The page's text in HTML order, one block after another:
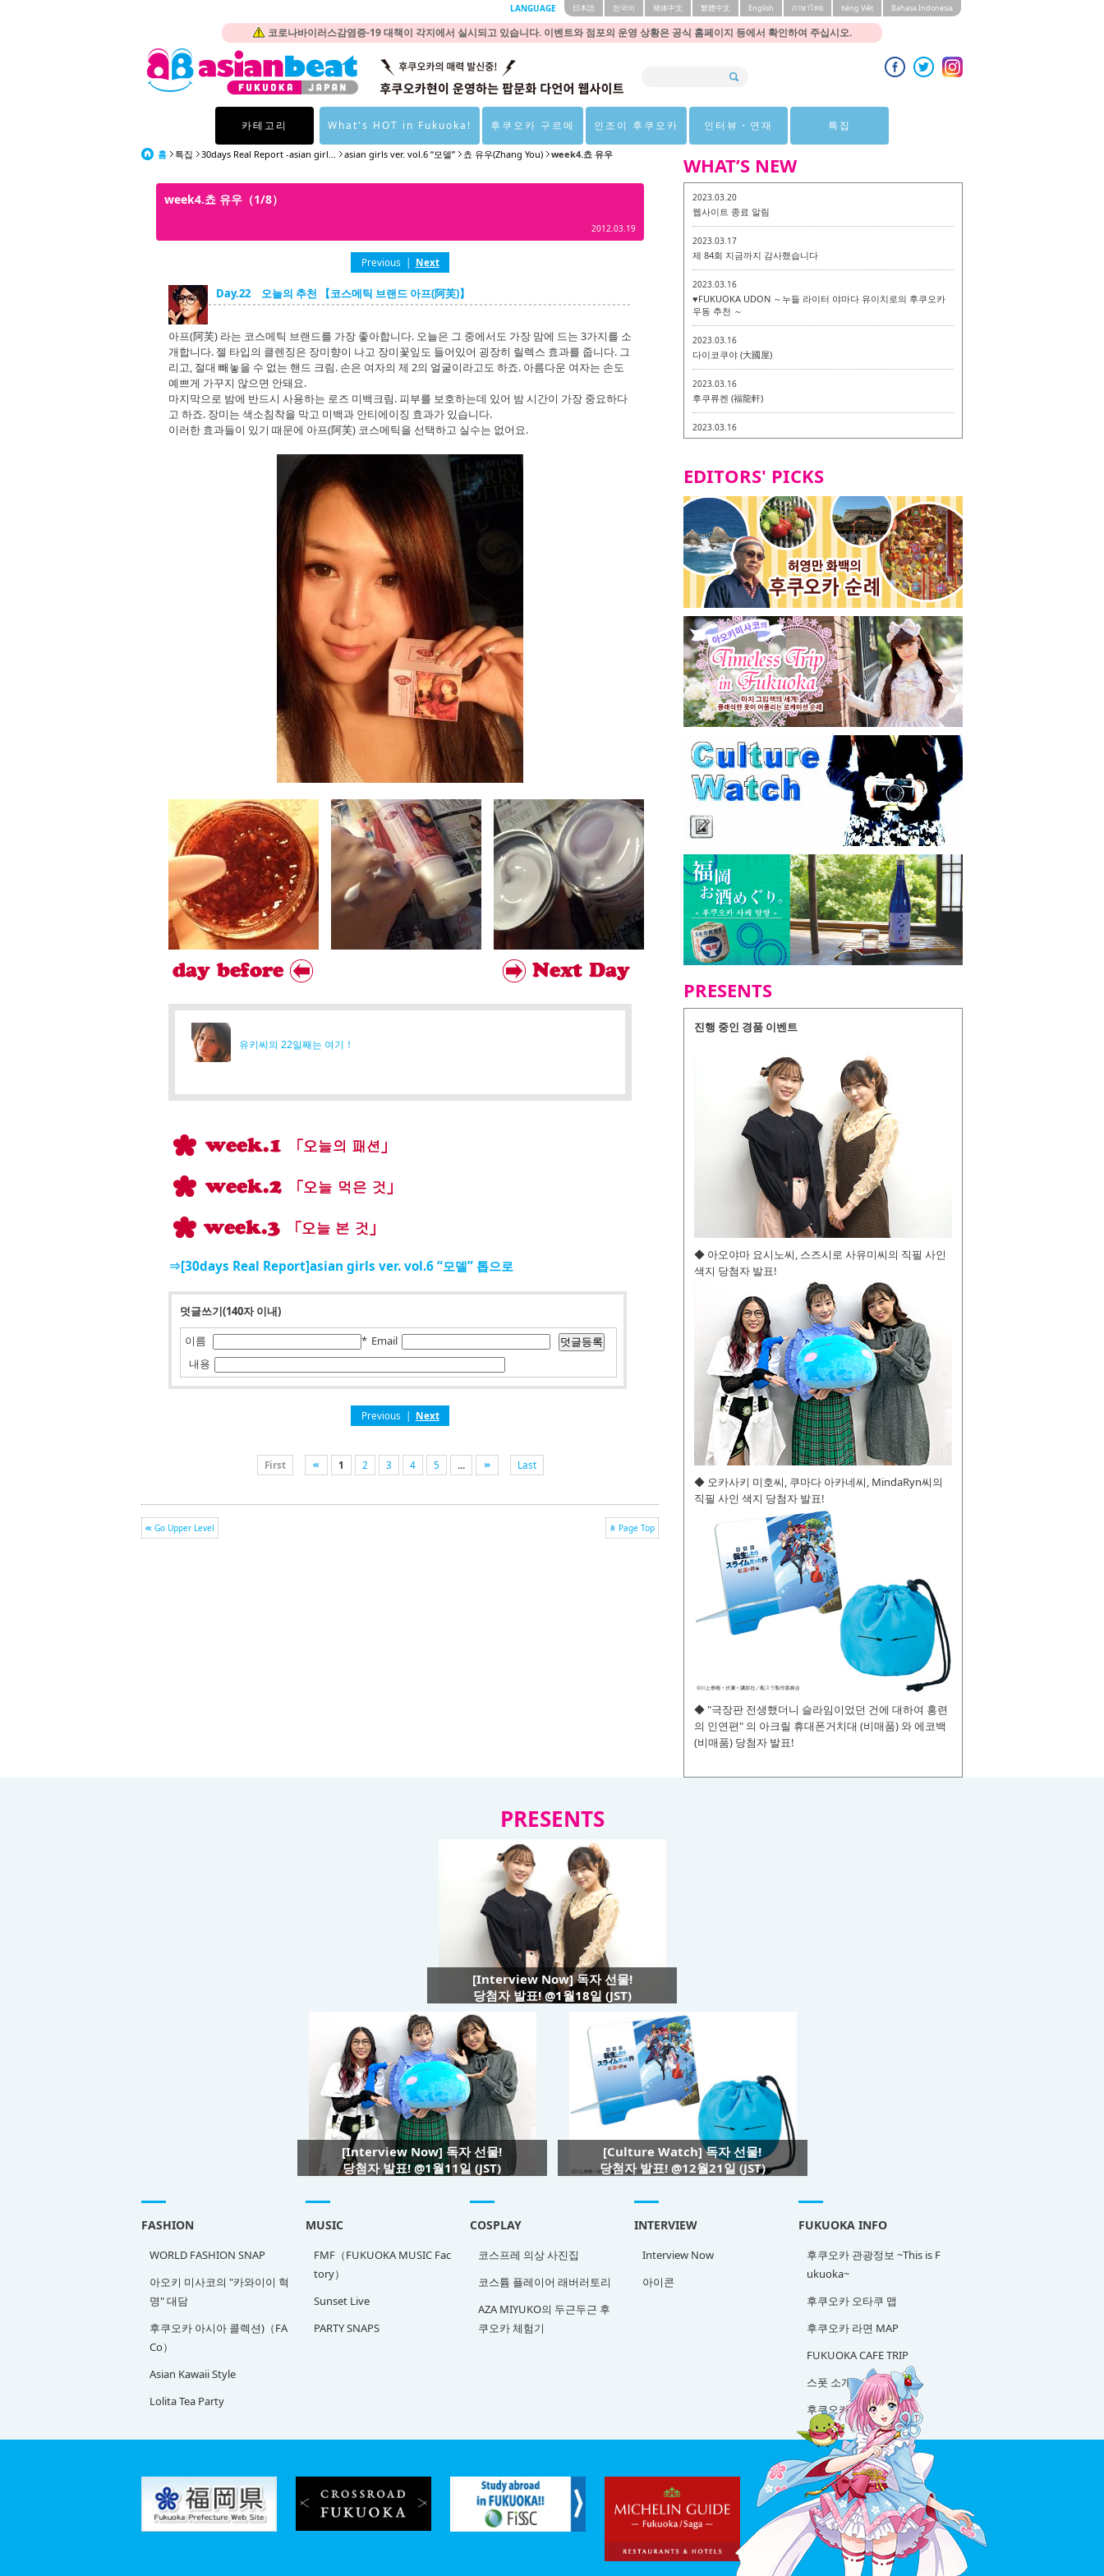
코로나바이러스감염증-19 대책이 각지에서 실시되고 있습니다. 이벤트와 점포의 운영 상황은 공식 홈페이지 등에서 확인하여 주십시오.
LANGUAGE 日本語 한국어 簡体中文 繁體中文 English ภาษาไทย tiéng Viêt Bahasa Indonesia
카테고리 What's HOT in Fukuoka! 후쿠오카 구르메 인조이 후쿠오카 인터뷰・연재 특집
홈 특집 30days Real Report -asian girl... asian girls ver. vol.6 “모델” 쵸 유우(Zhang You) week4.쵸 유우
week4.쵸 유우（1/8）
2012.03.19
Previous | Next
Day.22 오늘의 추천 【코스메틱 브랜드 아프(阿芙)】
아프(阿芙) 라는 코스메틱 브랜드를 가장 좋아합니다. 오늘은 그 중에서도 가장 맘에 드는 3가지를 소
개합니다. 젤 타입의 클렌징은 장미향이 나고 장미꽃잎도 들어있어 굉장히 릴렉스 효과를 줍니다. 그
리고, 절대 빼놓을 수 없는 핸드 크림. 손은 여자의 제 2의 얼굴이라고도 하죠. 아름다운 여자는 손도
예쁘게 가꾸지 않으면 안돼요.
마지막으로 밤에 반드시 사용하는 로즈 미백크림. 피부를 보호하는데 있어 밤 시간이 가장 중요하다
고 하죠. 장미는 색소침착을 막고 미백과 안티에이징 효과가 있습니다.
이러한 효과들이 있기 때문에 아프(阿芙) 코스메틱을 선택하고 실수는 없어요.
유키씨의 22일째는 여기！
⇒[30days Real Report]asian girls ver. vol.6 “모델” 톱으로
덧글쓰기(140자 이내)
이름
* Email
내용
Previous | Next
First 1 2 3 4 5 ... Last
Go Upper Level Page Top
WHAT’S NEW
2023.03.20
웹사이트 종료 알림
2023.03.17
제 84회 지금까지 감사했습니다
2023.03.16
♥FUKUOKA UDON ～누들 라이터 야마다 유이치로의 후쿠오카
우동 추천 ～
2023.03.16
다이코쿠야 (大國屋)
2023.03.16
후쿠류켄 (福龍軒)
2023.03.16
후쿠오카 라멘 월드 - Presented by 누들 라이터 야마다 유이치로
2023.03.07
비건・베지테리언 메뉴 시식 투어 in 후쿠오카시
2023.03.07
이소기요카라즈 하카타 본점 / 磯ぎよからず 博多本店 - 비건・베
지테리언 메뉴 시식투어 in 후쿠오카시 -
2023.03.02
little stand 다이묘점 -비건・베지테리언 메뉴 시식투어 in 후쿠오
카시
2023.02.28
토치쿠켄 오리오본사 우동점 / 東筑軒 折尾本社うどん店
EDITORS' PICKS
PRESENTS
진행 중인 경품 이벤트
◆ 아오야마 요시노씨, 스즈시로 사유미씨의 직필 사인
색지 당첨자 발표!
◆ 오카사키 미호씨, 쿠마다 아카네씨, MindaRyn씨의
직필 사인 색지 당첨자 발표!
◆ "극장판 전생했더니 슬라임이었던 건에 대하여 홍련
의 인연편" 의 아크릴 휴대폰거치대 (비매품) 와 에코백
(비매품) 당첨자 발표!
PRESENTS
[Interview Now] 독자 선물!
당첨자 발표! @1월18일 (JST)
[Interview Now] 독자 선물!
당첨자 발표! @1월11일 (JST)
[Culture Watch] 독자 선물!
당첨자 발표! @12월21일 (JST)
FASHION
WORLD FASHION SNAP
아오키 미사코의 "카와이이 혁
명" 대담
후쿠오카 아시아 콜렉션)（FA
Co）
Asian Kawaii Style
Lolita Tea Party
MUSIC
FMF（FUKUOKA MUSIC Fac
tory）
Sunset Live
PARTY SNAPS
COSPLAY
코스프레 의상 사진집
코스튬 플레이어 래버러토리
AZA MIYUKO의 두근두근 후
쿠오카 체험기
INTERVIEW
Interview Now
아이콘
FUKUOKA INFO
후쿠오카 관광정보 ~This is F
ukuoka~
후쿠오카 오타쿠 맵
후쿠오카 라면 MAP
FUKUOKA CAFE TRIP
스폿 소개
후쿠오카 사케 탐방